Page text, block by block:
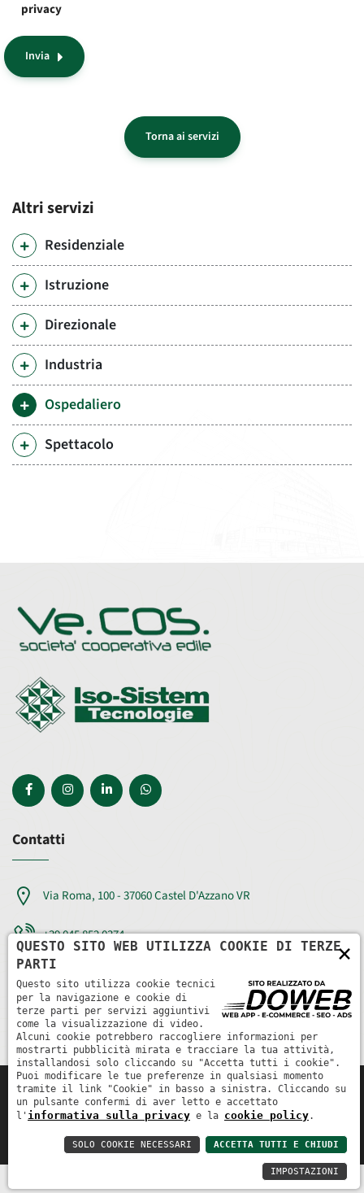
privacy
Invia
Torna ai servizi
Altri servizi
Residenziale
Istruzione
Direzionale
Industria
Ospedaliero
Spettacolo
Contatti
Via Roma, 100 - 37060 Castel D'Azzano VR
+39 045 852 0374
info@ve-cos.it
preventivi@ve-cos.it
Ve.cos. societa' cooperativa edile| P. IVA: 03871050237|REA:
VR372396
×
QUESTO SITO WEB UTILIZZA COOKIE DI TERZE
PARTI
Questo sito utilizza cookie tecnici
per la navigazione e cookie di
terze parti per servizi aggiuntivi
come la visualizzazione di video.
Alcuni cookie potrebbero raccogliere informazioni per
mostrarti pubblicità mirata e tracciare la tua attività,
installandosi solo cliccando su "Accetta tutti i cookie".
Puoi modificare le tue preferenze in qualsiasi momento
tramite il link "Cookie" in basso a sinistra. Cliccando su
un pulsante confermi di aver letto e accettato
l' informativa sulla privacy e la cookie policy.
ACCETTA TUTTI E CHIUDI
SOLO COOKIE NECESSARI
IMPOSTAZIONI